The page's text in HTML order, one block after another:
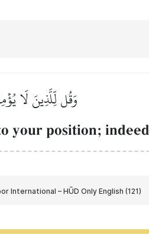
وَقُل لِّلَّذِينَ لَا
your position;